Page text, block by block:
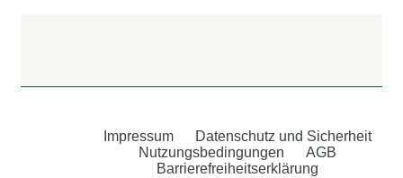
Impressum
Datenschutz und Sicherheit
Nutzungsbedingungen
AGB
Barrierefreiheitserklärung